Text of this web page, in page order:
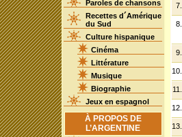
Paroles de chansons
Recettes d´Amérique
du Sud
Culture hispanique
Cinéma
Littérature
Musique
Biographie
Jeux en espagnol
À PROPOS DE
L’ARGENTINE
7.
8.
9.
10.
11.
12.
13.